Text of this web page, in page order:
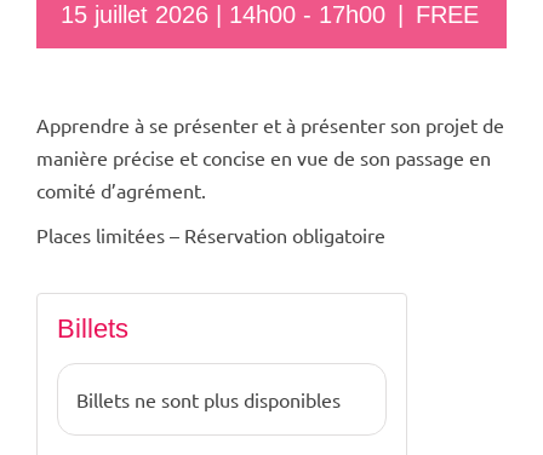
15 juillet 2026 | 14h00 - 17h00 FREE
Apprendre à se présenter et à présenter son projet de
manière précise et concise en vue de son passage en
comité d’agrément.
Places limitées – Réservation obligatoire
Billets
Billets ne sont plus disponibles